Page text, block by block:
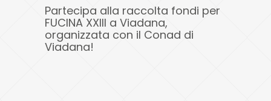
Partecipa alla raccolta fondi per
FUCINA XXIII a Viadana,
organizzata con il Conad di
Viadana!